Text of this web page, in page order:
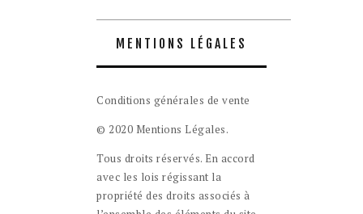
MENTIONS LÉGALES
Conditions générales de vente
© 2020 Mentions Légales.
Tous droits réservés. En accord
avec les lois régissant la
propriété des droits associés à